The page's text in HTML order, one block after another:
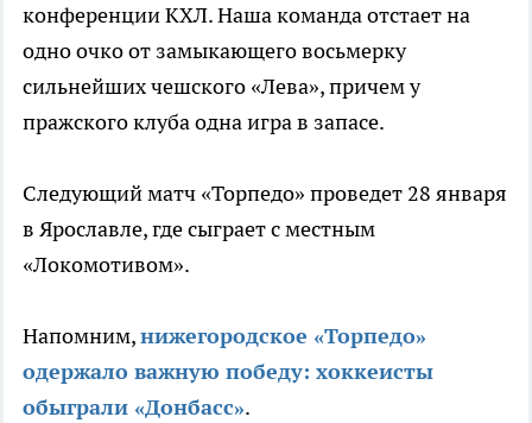
конференции КХЛ. Наша команда отстает на
одно очко от замыкающего восьмерку
сильнейших чешского «Лева», причем у
пражского клуба одна игра в запасе.
Следующий матч «Торпедо» проведет 28 января
в Ярославле, где сыграет с местным
«Локомотивом».
Напомним,нижегородское «Торпедо»
одержало важную победу: хоккеисты
обыграли «Донбасс».